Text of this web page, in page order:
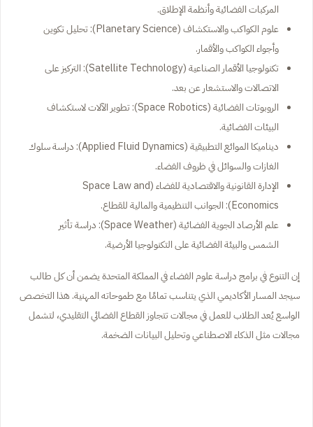
المركبات الفضائية وأنظمة الإطلاق.
علوم الكواكب والاستكشاف (Planetary Science): تحليل تكوين
وأجواء الكواكب والأقمار.
تكنولوجيا الأقمار الصناعية (Satellite Technology): التركيز على
الاتصالات والاستشعار عن بعد.
الروبوتات الفضائية (Space Robotics): تطوير الآلات لاستكشاف
البيئات الفضائية.
ديناميكا الموائع التطبيقية (Applied Fluid Dynamics): دراسة سلوك
الغازات والسوائل في ظروف الفضاء.
الإدارة القانونية والاقتصادية للفضاء (Space Law and
Economics): الجوانب التنظيمية والمالية للقطاع.
علم الأرصاد الجوية الفضائية (Space Weather): دراسة تأثير
الشمس والبيئة الفضائية على التكنولوجيا الأرضية.
إن التنوع في برامج دراسة علوم الفضاء في المملكة المتحدة يضمن أن كل طالب
سيجد المسار الأكاديمي الذي يتناسب تمامًا مع طموحاته المهنية. هذا التخصص
الواسع يُعد الطلاب للعمل في مجالات تتجاوز القطاع الفضائي التقليدي، لتشمل
مجالات مثل الذكاء الاصطناعي وتحليل البيانات الضخمة.